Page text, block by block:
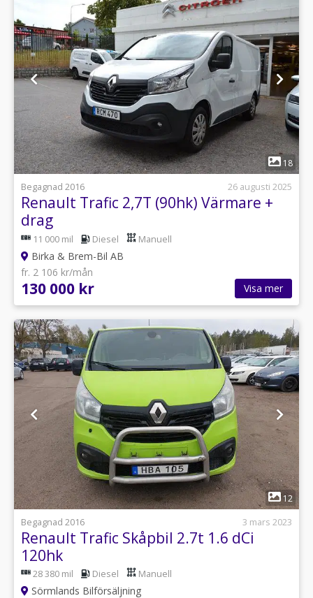
1
18
Begagnad 2016
26 augusti 2025
Renault Trafic 2,7T (90hk) Värmare +
drag
11 000 mil Diesel Manuell
Birka & Brem-Bil AB
fr. 2 106 kr/mån
130 000 kr Visa mer
1
12
Begagnad 2016
3 mars 2023
Renault Trafic Skåpbil 2.7t 1.6 dCi
120hk
28 380 mil Diesel Manuell
Sörmlands Bilförsäljning